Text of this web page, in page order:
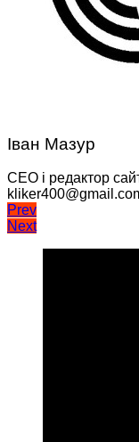
Іван Мазур
CEO і редактор
Навігація
записів
Prev
Next